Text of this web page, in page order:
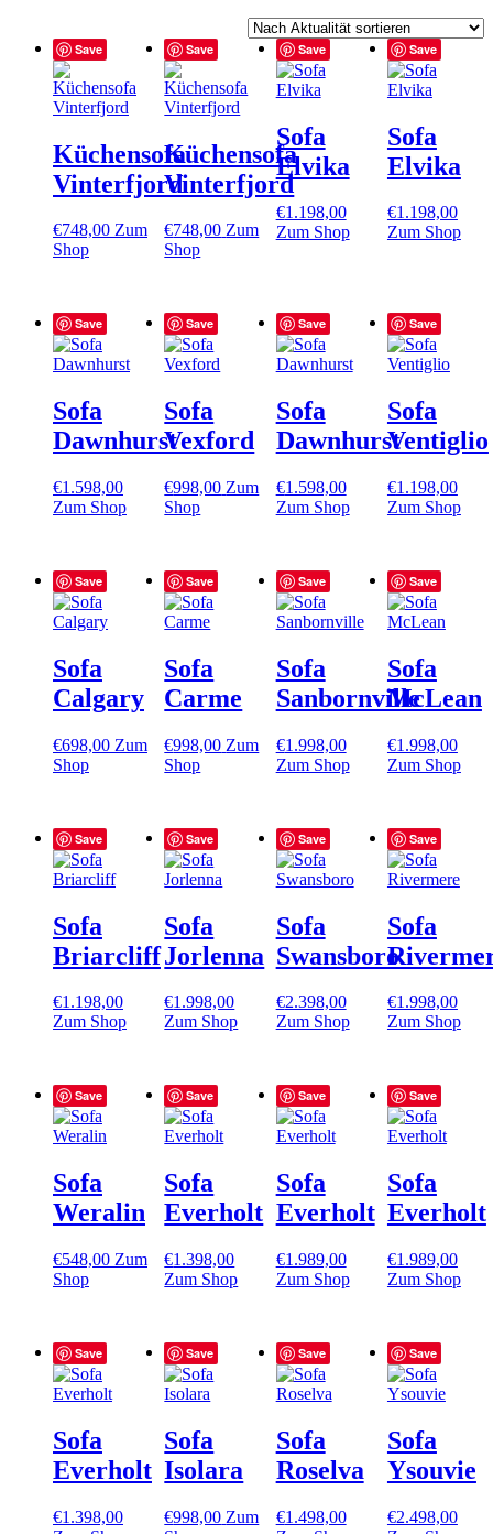
Save
Küchensofa
Vinterfjord
€748,00 Zum
Shop
Save
Küchensofa
Vinterfjord
€748,00 Zum
Shop
Save
Sofa
Elvika
€1.198,00
Zum Shop
Save
Sofa
Elvika
€1.198,00
Zum Shop
Save
Sofa
Dawnhurst
€1.598,00
Zum Shop
Save
Sofa
Vexford
€998,00 Zum
Shop
Save
Sofa
Dawnhurst
€1.598,00
Zum Shop
Save
Sofa
Ventiglio
€1.198,00
Zum Shop
Save
Sofa
Calgary
€698,00 Zum
Shop
Save
Sofa
Carme
€998,00 Zum
Shop
Save
Sofa
Sanbornville
€1.998,00
Zum Shop
Save
Sofa
McLean
€1.998,00
Zum Shop
Save
Sofa
Briarcliff
€1.198,00
Zum Shop
Save
Sofa
Jorlenna
€1.998,00
Zum Shop
Save
Sofa
Swansboro
€2.398,00
Zum Shop
Save
Sofa
€1.998,00
Zum Shop
Save
Sofa
Weralin
€548,00 Zum
Shop
Save
Sofa
Everholt
€1.398,00
Zum Shop
Save
Sofa
Everholt
€1.989,00
Zum Shop
Save
Sofa
Everholt
€1.989,00
Zum Shop
Save
Sofa
Everholt
€1.398,00
Save
Sofa
Isolara
€998,00 Zum
Save
Sofa
Roselva
€1.498,00
Save
Sofa
Ysouvie
€2.498,00